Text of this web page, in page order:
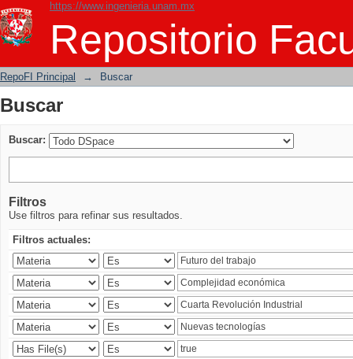
https://www.ingenieria.unam.mx
Repositorio
Buscar
RepoFI Principal → Buscar
Buscar
Buscar:
Filtros
Use filtros para refinar sus resultados.
Filtros actuales: